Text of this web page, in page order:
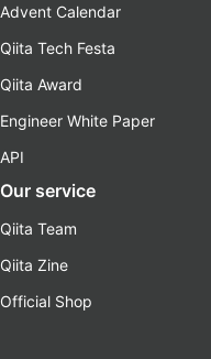
Advent Calendar
Qiita Tech Festa
Qiita Award
Engineer White Paper
API
Our service
Qiita Team
Qiita Zine
Official Shop